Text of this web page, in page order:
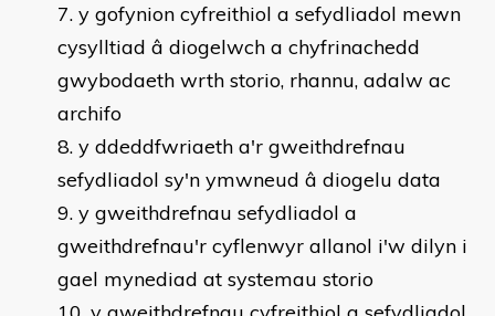
y gofynion cyfreithiol a sefydliadol mewn
cysylltiad â diogelwch a chyfrinachedd
gwybodaeth wrth storio, rhannu, adalw ac
archifo
y ddeddfwriaeth a'r gweithdrefnau
sefydliadol sy'n ymwneud â diogelu data
y gweithdrefnau sefydliadol a
gweithdrefnau'r cyflenwyr allanol i'w dilyn i
gael mynediad at systemau storio